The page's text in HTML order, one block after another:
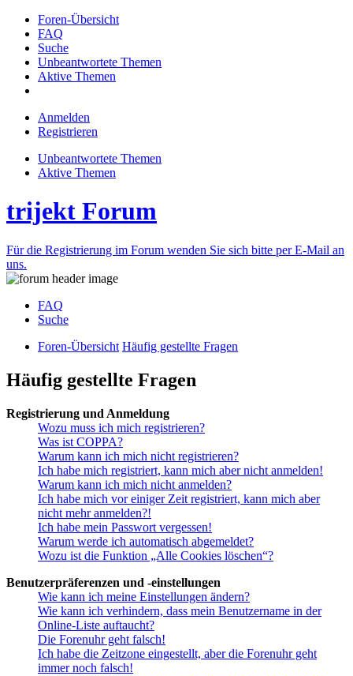
Foren-Übersicht
FAQ
Suche
Unbeantwortete Themen
Aktive Themen
Anmelden
Registrieren
Unbeantwortete Themen
Aktive Themen
trijekt Forum
Für die Registrierung im Forum wenden Sie sich bitte per E-Mail an
uns.
FAQ
Suche
Foren-Übersicht Häufig gestellte Fragen
Häufig gestellte Fragen
Registrierung und Anmeldung
Wozu muss ich mich registrieren?
Was ist COPPA?
Warum kann ich mich nicht registrieren?
Ich habe mich registriert, kann mich aber nicht anmelden!
Warum kann ich mich nicht anmelden?
Ich habe mich vor einiger Zeit registriert, kann mich aber
nicht mehr anmelden?!
Ich habe mein Passwort vergessen!
Warum werde ich automatisch abgemeldet?
Wozu ist die Funktion „Alle Cookies löschen“?
Benutzerpräferenzen und -einstellungen
Wie kann ich meine Einstellungen ändern?
Wie kann ich verhindern, dass mein Benutzername in der
Online-Liste auftaucht?
Die Forenuhr geht falsch!
Ich habe die Zeitzone eingestellt, aber die Forenuhr geht
immer noch falsch!